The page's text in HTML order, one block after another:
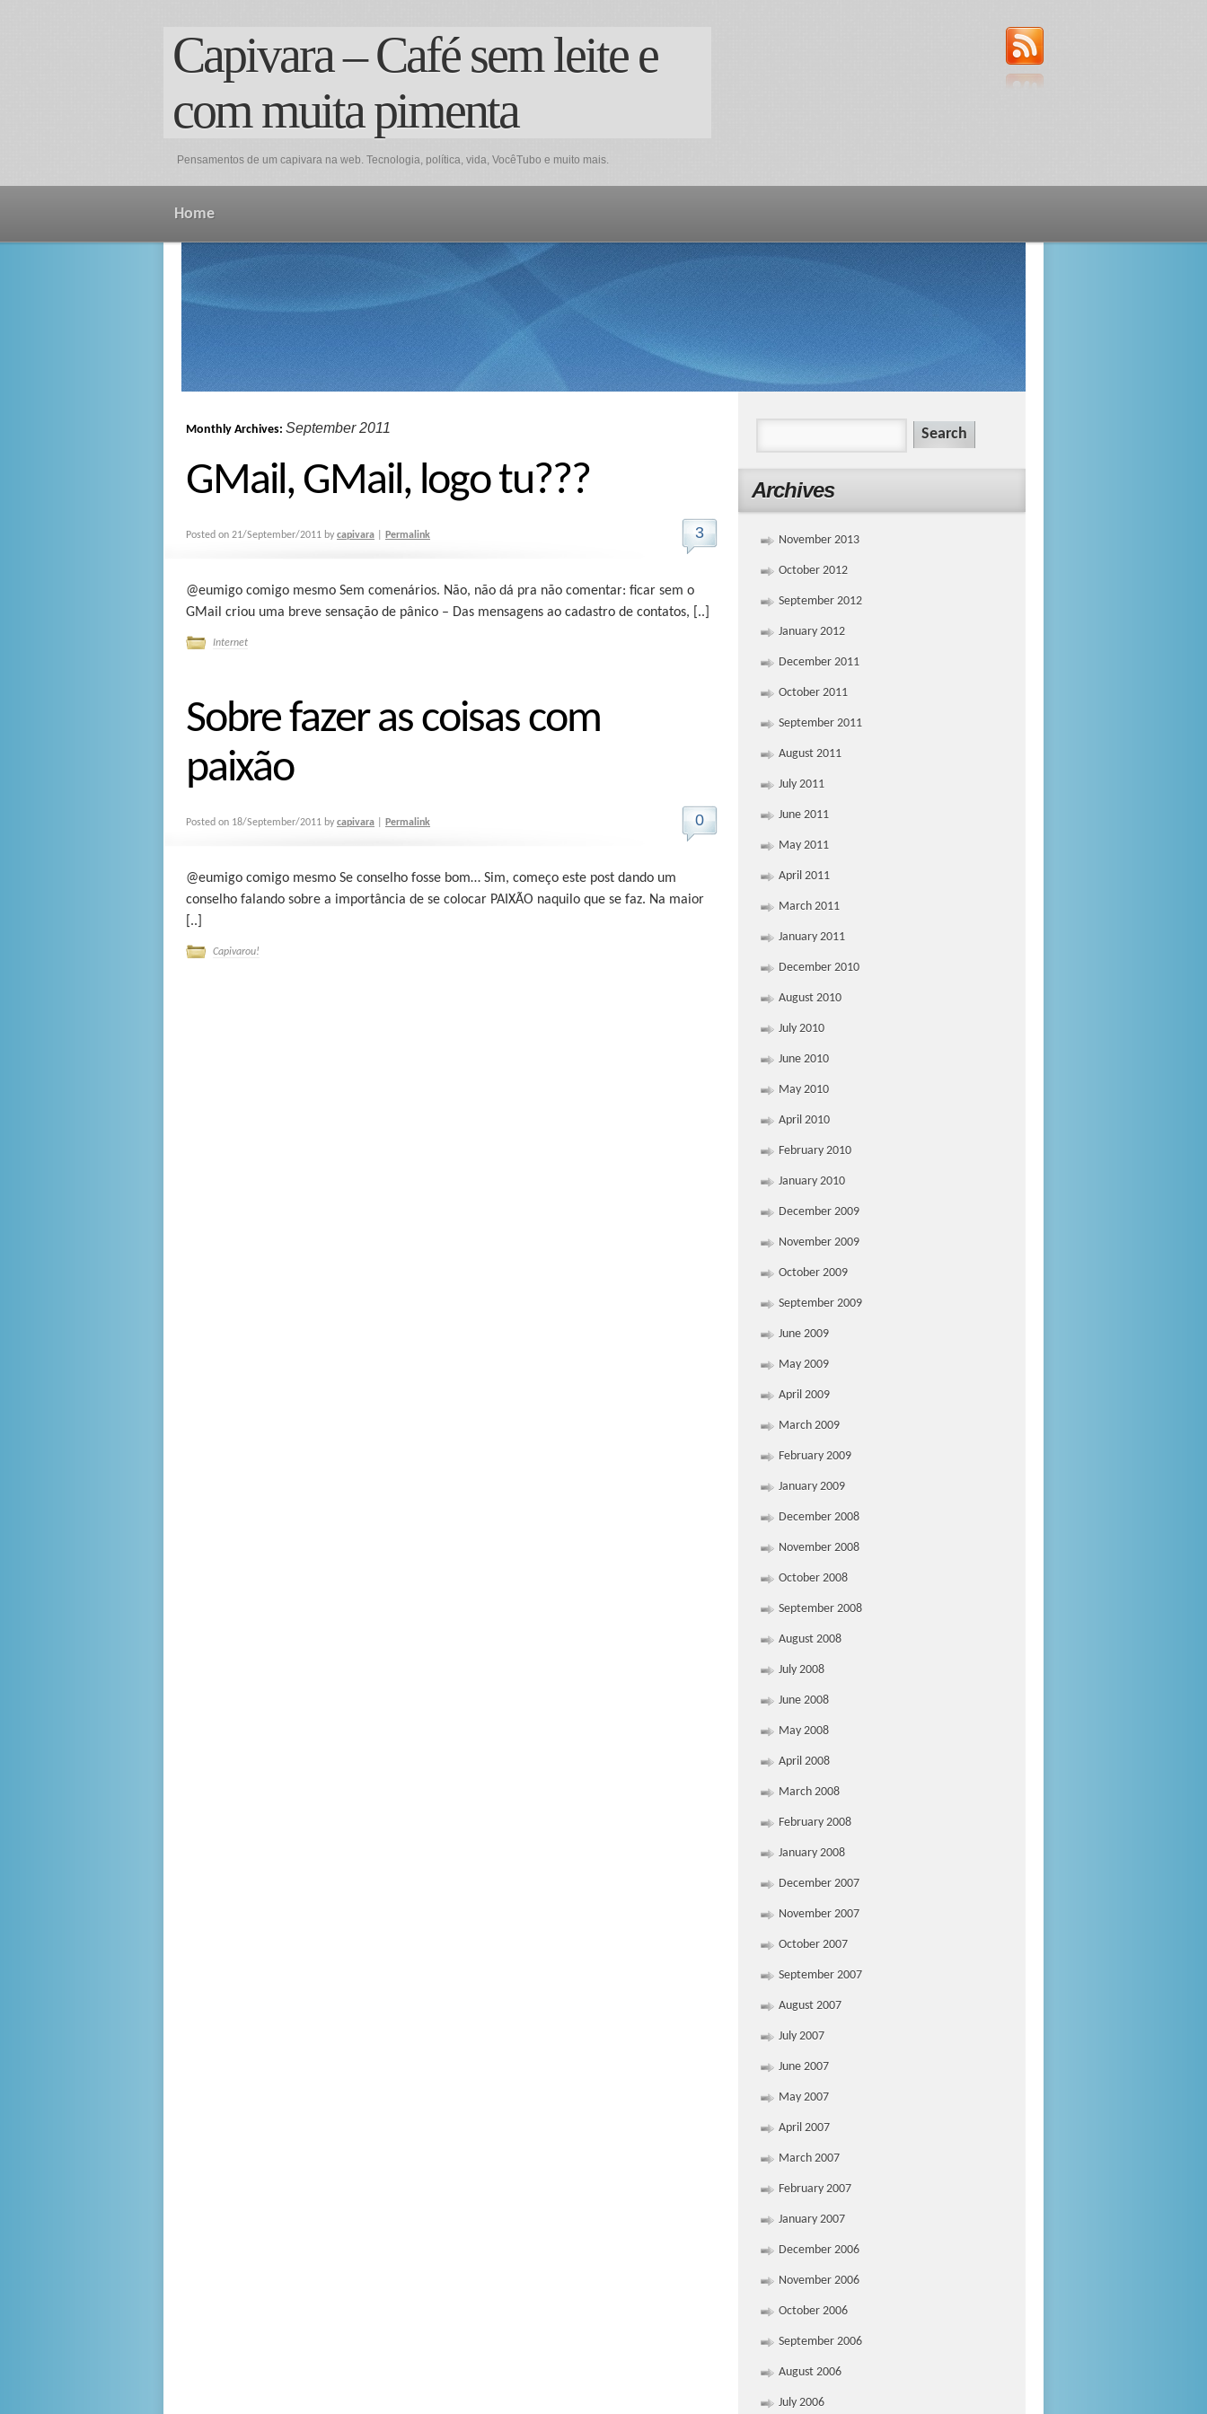
Capivara – Café sem leite e
com muita pimenta
Pensamentos de um capivara na web. Tecnologia, política, vida, VocêTubo e muito mais.
Home
Monthly Archives: September 2011
GMail, GMail, logo tu???
Posted on 21/September/2011 by capivara Permalink 3
@eumigo comigo mesmo Sem comenários. Não, não dá pra não comentar: ficar sem o
GMail criou uma breve sensação de pânico – Das mensagens ao cadastro de contatos, [..]
Internet
Sobre fazer as coisas com
paixão
Posted on 18/September/2011 by capivara Permalink 0
@eumigo comigo mesmo Se conselho fosse bom… Sim, começo este post dando um
conselho falando sobre a importância de se colocar PAIXÃO naquilo que se faz. Na maior
[..]
Capivarou!
Archives
November 2013
October 2012
September 2012
January 2012
December 2011
October 2011
September 2011
August 2011
July 2011
June 2011
May 2011
April 2011
March 2011
January 2011
December 2010
August 2010
July 2010
June 2010
May 2010
April 2010
February 2010
January 2010
December 2009
November 2009
October 2009
September 2009
June 2009
May 2009
April 2009
March 2009
February 2009
January 2009
December 2008
November 2008
October 2008
September 2008
August 2008
July 2008
June 2008
May 2008
April 2008
March 2008
February 2008
January 2008
December 2007
November 2007
October 2007
September 2007
August 2007
July 2007
June 2007
May 2007
April 2007
March 2007
February 2007
January 2007
December 2006
November 2006
October 2006
September 2006
August 2006
July 2006